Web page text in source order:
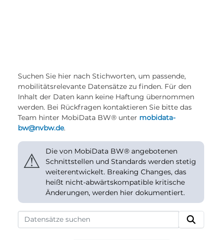
Suchen Sie hier nach Stichworten, um passende,
mobilitätsrelevante Datensätze zu finden. Für den
Inhalt der Daten kann keine Haftung übernommen
werden. Bei Rückfragen kontaktieren Sie bitte das
Team hinter MobiData BW® unter mobidata-
bw@nvbw.de.
⚠
Die von MobiData BW® angebotenen
Schnittstellen und Standards werden stetig
weiterentwickelt. Breaking Changes, das
heißt nicht-abwärtskompatible kritische
Änderungen, werden hier dokumentiert.